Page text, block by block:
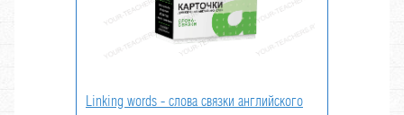
Linking words - слова связки английского